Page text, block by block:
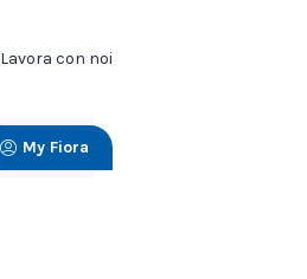
Lavora con noi
My Fiora